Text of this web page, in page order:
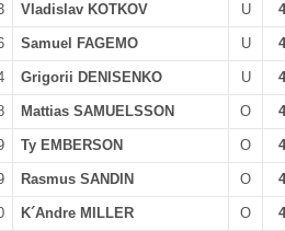
Vladislav KOTKOV U 4
Samuel FAGEMO U 4
Grigorii DENISENKO U 4
Mattias SAMUELSSON O 4
Ty EMBERSON O 4
Rasmus SANDIN O 4
K´Andre MILLER O 4